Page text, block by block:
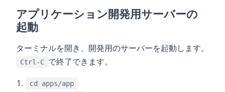
アプリケーション開発用サーバーの
起動
ターミナルを開き、開発用のサーバーを起動します。
Ctrl-C で終了できます。
cd apps/app